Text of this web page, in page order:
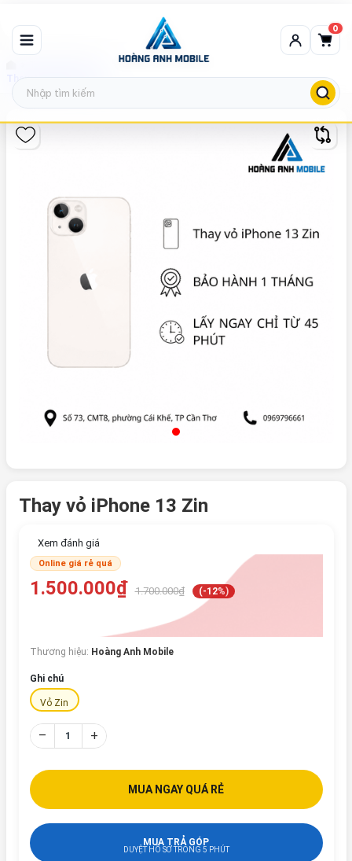
0
Thay vỏ iPhone 13 Zin
Thay vỏ iPhone 13 Zin
Xem đánh giá
Online giá rẻ quá
1.500.000₫ 1.700.000₫ (-12%)
Thương hiệu: Hoàng Anh Mobile
Ghi chú
Vỏ Zin
– +
MUA NGAY QUÁ RẺ
MUA TRẢ GÓP
DUYỆT HỒ SƠ TRONG 5 PHÚT